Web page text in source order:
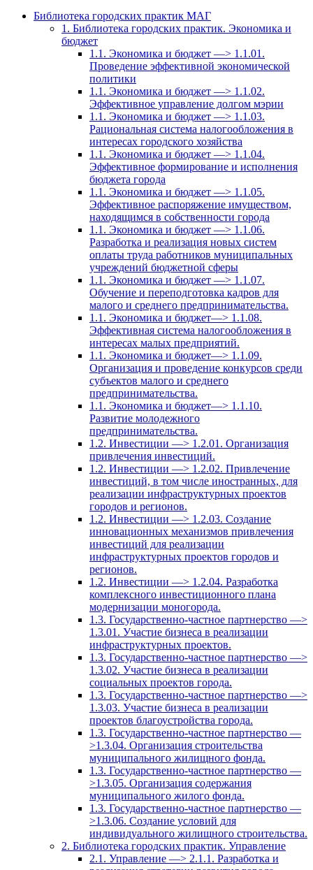
Библиотека городских практик МАГ
1. Библиотека городских практик. Экономика и
бюджет
1.1. Экономика и бюджет —> 1.1.01.
Проведение эффективной экономической
политики
1.1. Экономика и бюджет —> 1.1.02.
Эффективное управление долгом мэрии
1.1. Экономика и бюджет —> 1.1.03.
Рациональная система налогообложения в
интересах городского хозяйства
1.1. Экономика и бюджет —> 1.1.04.
Эффективное формирование и исполнения
бюджета города
1.1. Экономика и бюджет —> 1.1.05.
Эффективное распоряжение имуществом,
находящимся в собственности города
1.1. Экономика и бюджет —> 1.1.06.
Разработка и реализация новых систем
оплаты труда работников муниципальных
учреждений бюджетной сферы
1.1. Экономика и бюджет —> 1.1.07.
Обучение и переподготовка кадров для
малого и среднего предпринимательства.
1.1. Экономика и бюджет—> 1.1.08.
Эффективная система налогообложения в
интересах малых предприятий.
1.1. Экономика и бюджет—> 1.1.09.
Организация и проведение конкурсов среди
субъектов малого и среднего
предпринимательства.
1.1. Экономика и бюджет—> 1.1.10.
Развитие молодежного
предпринимательства.
1.2. Инвестиции —> 1.2.01. Организация
привлечения инвестиций.
1.2. Инвестиции —> 1.2.02. Привлечение
инвестиций, в том числе иностранных, для
реализации инфраструктурных проектов
городов и регионов.
1.2. Инвестиции —> 1.2.03. Создание
инновационных механизмов привлечения
инвестиций для реализации
инфраструктурных проектов городов и
регионов.
1.2. Инвестиции —> 1.2.04. Разработка
комплексного инвестиционного плана
модернизации моногорода.
1.3. Государственно-частное партнерство —>
1.3.01. Участие бизнеса в реализации
инфраструктурных проектов.
1.3. Государственно-частное партнерство —>
1.3.02. Участие бизнеса в реализации
социальных проектов города.
1.3. Государственно-частное партнерство —>
1.3.03. Участие бизнеса в реализации
проектов благоустройства города.
1.3. Государственно-частное партнерство —
>1.3.04. Организация строительства
муниципального жилищного фонда.
1.3. Государственно-частное партнерство —
>1.3.05. Организация содержания
муниципального жилого фонда.
1.3. Государственно-частное партнерство —
>1.3.06. Создание условий для
индивидуального жилищного строительства.
2. Библиотека городских практик. Управление
2.1. Управление —> 2.1.1. Разработка и